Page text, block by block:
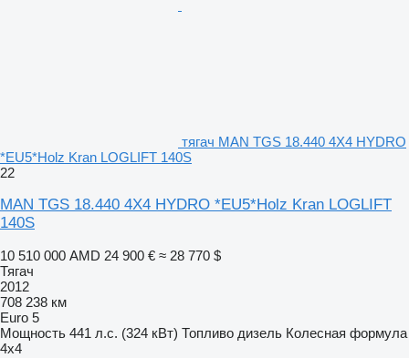
тягач MAN TGS 18.440 4X4 HYDRO
*EU5*Holz Kran LOGLIFT 140S
22
MAN TGS 18.440 4X4 HYDRO *EU5*Holz Kran LOGLIFT
140S
10 510 000 AMD 24 900 € ≈ 28 770 $
Тягач
2012
708 238 км
Euro 5
Мощность 441 л.с. (324 кВт) Топливо дизель Колесная формула
4x4